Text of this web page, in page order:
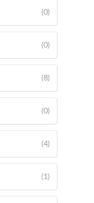
(0)
(0)
(8)
(0)
(4)
(1)